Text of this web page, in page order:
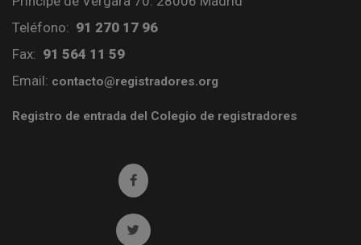
Teléfono: 91 270 17 96
Fax: 91 564 11 59
Email: contacto@registradores.org
Registro de entrada del Colegio de registradores
Ir a facebook (abre en ventana nueva)
Ir a twitter (abre en ventana nueva)